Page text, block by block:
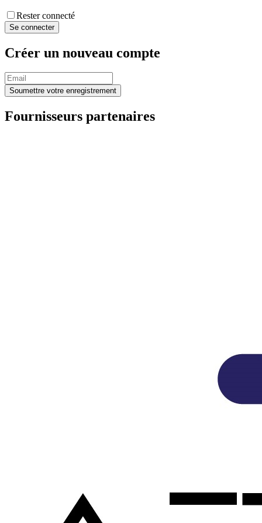
Rester connecté
Créer un nouveau compte
Fournisseurs partenaires